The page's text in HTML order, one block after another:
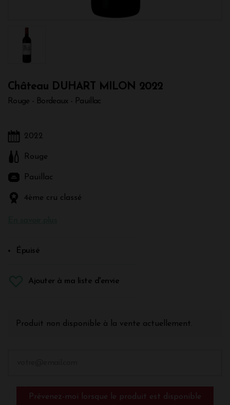
Château DUHART MILON 2022
Rouge - Bordeaux - Pauillac
2022
Rouge
Pauillac
4ème cru classé
Épuisé
Ajouter à ma liste d'envie
Produit non disponible à la vente actuellement.
Prévenez-moi lorsque le produit est disponible